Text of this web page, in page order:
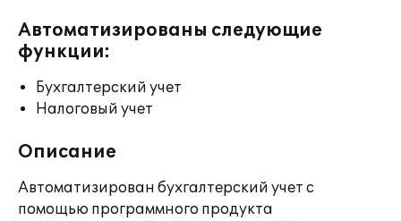
Автоматизированы следующие
функции:
Бухгалтерский учет
Налоговый учет
Описание
Автоматизирован бухгалтерский учет с
помощью программного продукта